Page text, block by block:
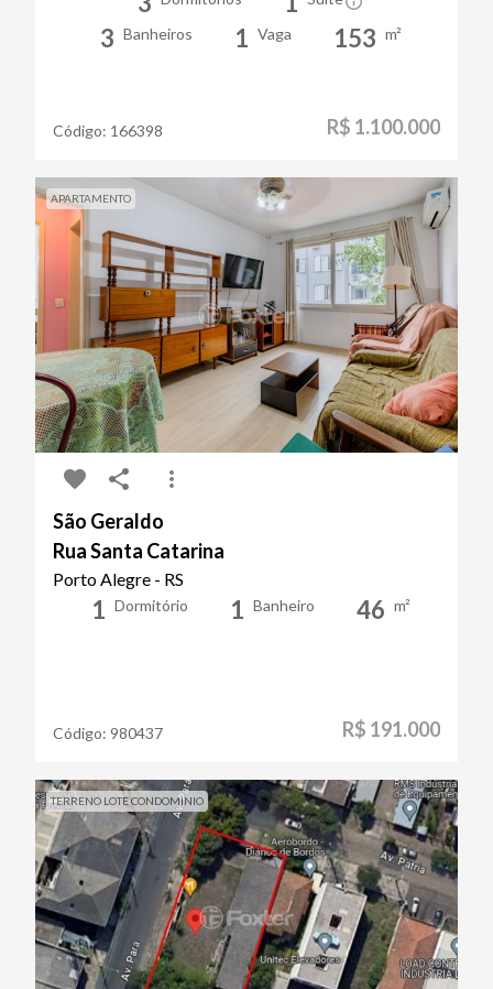
3 Banheiros 1 Vaga 153 m²
Código: 166398 R$ 1.100.000
APARTAMENTO
São Geraldo
Rua Santa Catarina
Porto Alegre - RS
1 Dormitório 1 Banheiro 46 m²
Código: 980437 R$ 191.000
TERRENO LOTE CONDOMINIO